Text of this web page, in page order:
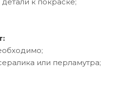
к покраске;
или перламутра;